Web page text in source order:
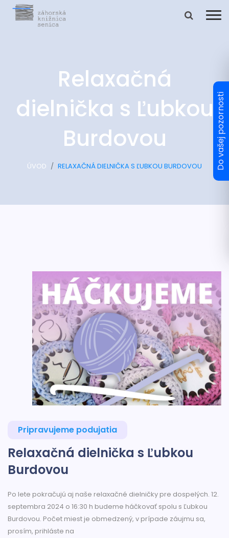
Relaxačná
dielnička s Ľubkou
Burdovou
ÚVOD RELAXAČNÁ DIELNIČKA S ĽUBKOU BURDOVOU
Pripravujeme podujatia
Relaxačná dielnička s Ľubkou
Burdovou
Po lete pokračujú aj naše relaxačné dielničky pre dospelých. 12.
septembra 2024 o 16:30 h budeme háčkovať spolu s Ľubkou
Burdovou. Počet miest je obmedzený, v prípade záujmu sa,
prosím, prihláste na